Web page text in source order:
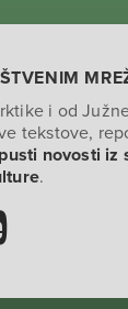
i od
tekstove,
novosti iz
.